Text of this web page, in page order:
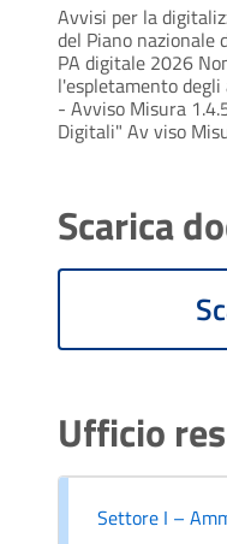
Avvisi per la
del Piano nazionale
PA digitale 2026
l'espletamento
- Avviso Misura
Digitali" Av viso
Scarica
Ufficio
Settore I –